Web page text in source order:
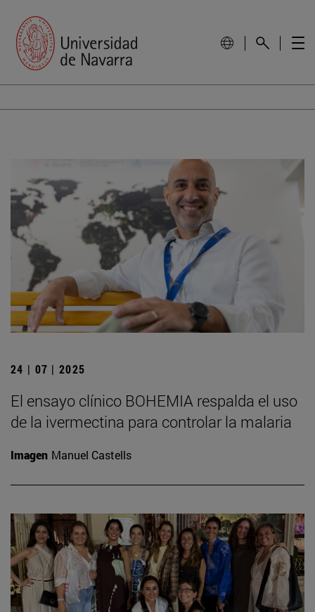
24 | 07 | 2025
El ensayo clínico BOHEMIA respalda el uso
de la ivermectina para controlar la malaria
Imagen Manuel Castells